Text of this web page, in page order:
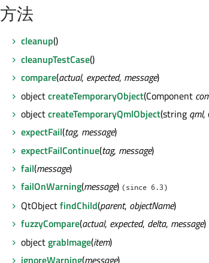
方法
cleanup()
cleanupTestCase()
compare(actual, expected, message)
objectcreateTemporaryObject(Component
objectcreateTemporaryQmlObject(string qml,
expectFail(tag, message)
expectFailContinue(tag, message)
fail(message)
failOnWarning(message) (since 6.3)
QtObjectfindChild(parent, objectName)
fuzzyCompare(actual, expected, delta, message)
objectgrabImage(item)
ignoreWarning(message)